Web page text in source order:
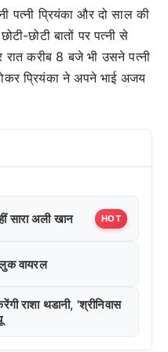
पत्नी प्रियंका और दो साल की
छोटी बातों पर पत्नी से
रात करीब 8 बजे भी उसने पत्नी
प्रियंका ने अपने भाई अजय
सारा अली खान HOT
वायरल
राशा थडानी, 'श्रीनिवास